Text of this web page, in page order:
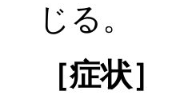
じる。
［症状］